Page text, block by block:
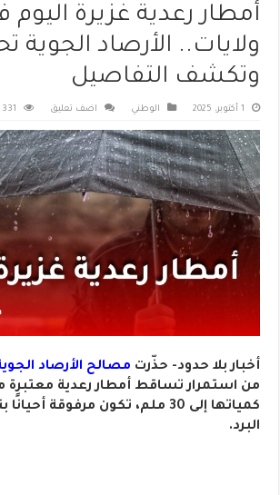
أمطار رعدية غزيرة اليوم
ولايات.. الأرصاد الجوية
وتكشف التفاصيل
1 أكتوبر، 2025 الوطني اضف تعليق 331 زيارة
أخبار بلا حدود- حذّرت مصالح الأرصاد
من استمرار تساقط أمطار رعدية معتبرة
كمياتها إلى 30 ملم، تكون مرفوقة
البرد.